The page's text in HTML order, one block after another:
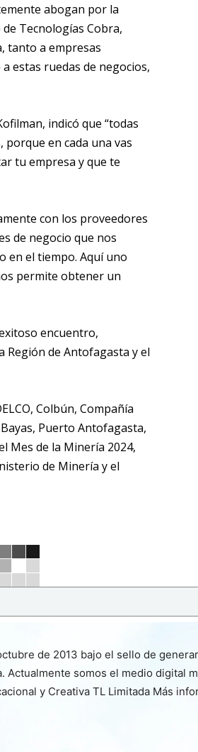
abogan por la
Tecnologías Cobra,
tanto a empresas
estas ruedas de negocios,
indicó que “todas
en cada una vas
tu empresa y que te
con los proveedores
de negocio que nos
en el tiempo. Aquí uno
permite obtener un
encuentro,
de Antofagasta y el
Colbún, Compañía
Puerto Antofagasta,
Mes de la Minería 2024,
de Minería y el
de 2013 bajo el sello de
Actualmente somos el medio digital
y Creativa TL Limitada Más